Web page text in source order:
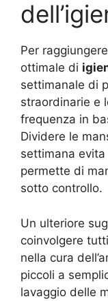
Per
ottimale di
settimanale di
straordinarie e
frequenza in
Dividere le
settimana evita
permette di
sotto controllo.
Un ulteriore
coinvolgere
nella cura
piccoli a
lavaggio delle